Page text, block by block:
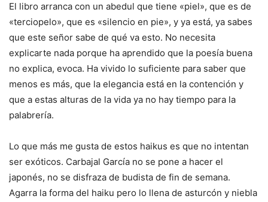
El libro arranca con un abedul que tiene «piel», que es de
«terciopelo», que es «silencio en pie», y ya está, ya sabes
que este señor sabe de qué va esto. No necesita
explicarte nada porque ha aprendido que la poesía buena
no explica, evoca. Ha vivido lo suficiente para saber que
menos es más, que la elegancia está en la contención y
que a estas alturas de la vida ya no hay tiempo para la
palabrería.
Lo que más me gusta de estos haikus es que no intentan
ser exóticos. Carbajal García no se pone a hacer el
japonés, no se disfraza de budista de fin de semana.
Agarra la forma del haiku pero lo llena de asturcón y niebla